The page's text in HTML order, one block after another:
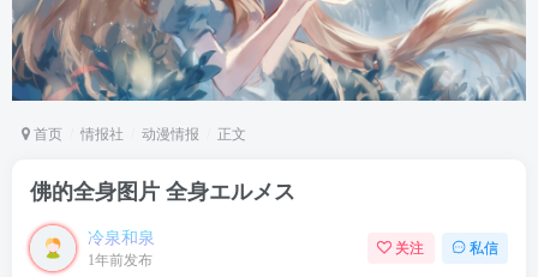
首页 情报社 动漫情报 正文
佛的全身图片 全身エルメス
冷泉和泉
1年前发布
关注 私信